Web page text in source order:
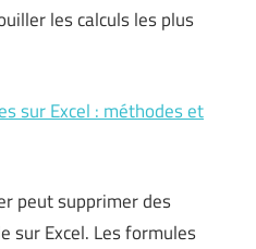
les calculs les plus
sur Excel : méthodes et
peut supprimer des
sur Excel. Les formules